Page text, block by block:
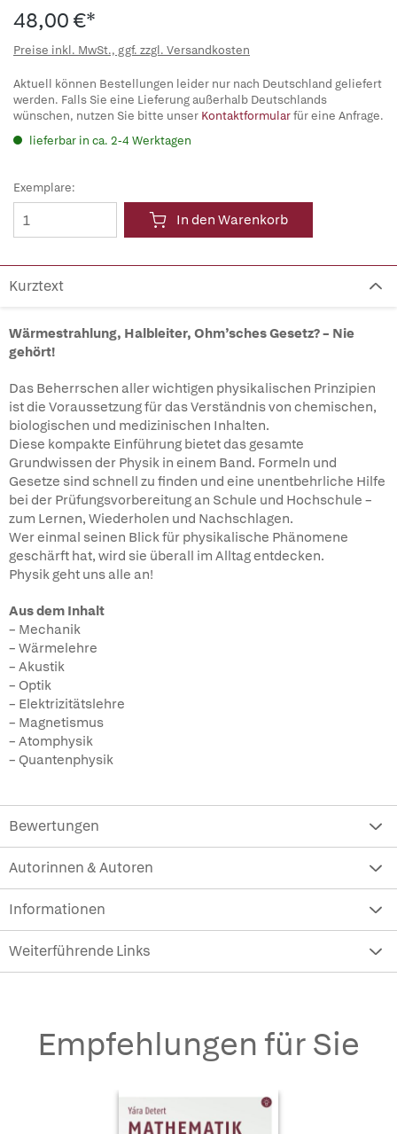
48,00 €*
Preise inkl. MwSt., ggf. zzgl. Versandkosten
Aktuell können Bestellungen leider nur nach Deutschland geliefert
werden. Falls Sie eine Lieferung außerhalb Deutschlands
wünschen, nutzen Sie bitte unser Kontaktformularfür eine Anfrage.
lieferbar in ca. 2-4 Werktagen
Exemplare:
In den Warenkorb
Kurztext
Wärmestrahlung, Halbleiter, Ohm’sches Gesetz? – Nie
gehört!
Das Beherrschen aller wichtigen physikalischen Prinzipien
ist die Voraussetzung für das Verständnis von chemischen,
biologischen und medizinischen Inhalten.
Diese kompakte Einführung bietet das gesamte
Grundwissen der Physik in einem Band. Formeln und
Gesetze sind schnell zu finden und eine unentbehrliche Hilfe
bei der Prüfungsvorbereitung an Schule und Hochschule –
zum Lernen, Wiederholen und Nachschlagen.
Wer einmal seinen Blick für physikalische Phänomene
geschärft hat, wird sie überall im Alltag entdecken.
Physik geht uns alle an!
Aus dem Inhalt
– Mechanik
– Wärmelehre
– Akustik
– Optik
– Elektrizitätslehre
– Magnetismus
– Atomphysik
– Quantenphysik
Bewertungen
Autorinnen & Autoren
Informationen
Weiterführende Links
Empfehlungen für Sie